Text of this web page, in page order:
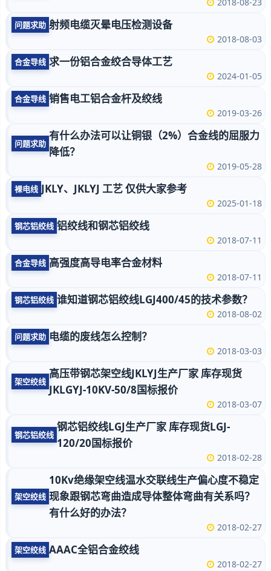
问题求助 射频电缆灭晕电压检测设备
2018-08-03
合金导线 求一份铝合金绞合导体工艺
2024-01-05
合金导线 销售电工铝合金杆及绞线
2019-03-26
问题求助
有什么办法可以让铜银（2%）合金线的屈服力
降低？
2019-05-28
裸电线 JKLY、JKLYJ 工艺 仅供大家参考
2025-01-18
钢芯铝绞线 铝绞线和钢芯铝绞线
2018-07-11
合金导线 高强度高导电率合金材料
2018-07-11
钢芯铝绞线 谁知道钢芯铝绞线LGJ400/45的技术参数？
2018-08-02
问题求助 电缆的废线怎么控制？
2018-03-03
架空绞线
高压带钢芯架空线JKLYJ生产厂家 库存现货
JKLGYJ-10KV-50/8国标报价
2018-03-07
钢芯铝绞线
钢芯铝绞线LGJ生产厂家 库存现货LGJ-
120/20国标报价
2018-02-28
架空绞线
10Kv绝缘架空线温水交联线生产偏心度不稳定
现象跟钢芯弯曲造成导体整体弯曲有关系吗？
有什么好的办法？
2018-02-27
架空绞线 AAAC全铝合金绞线
2018-02-27